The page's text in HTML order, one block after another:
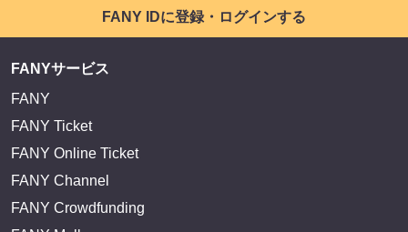
FANY IDに登録・ログインする
FANYサービス
FANY
FANY Ticket
FANY Online Ticket
FANY Channel
FANY Crowdfunding